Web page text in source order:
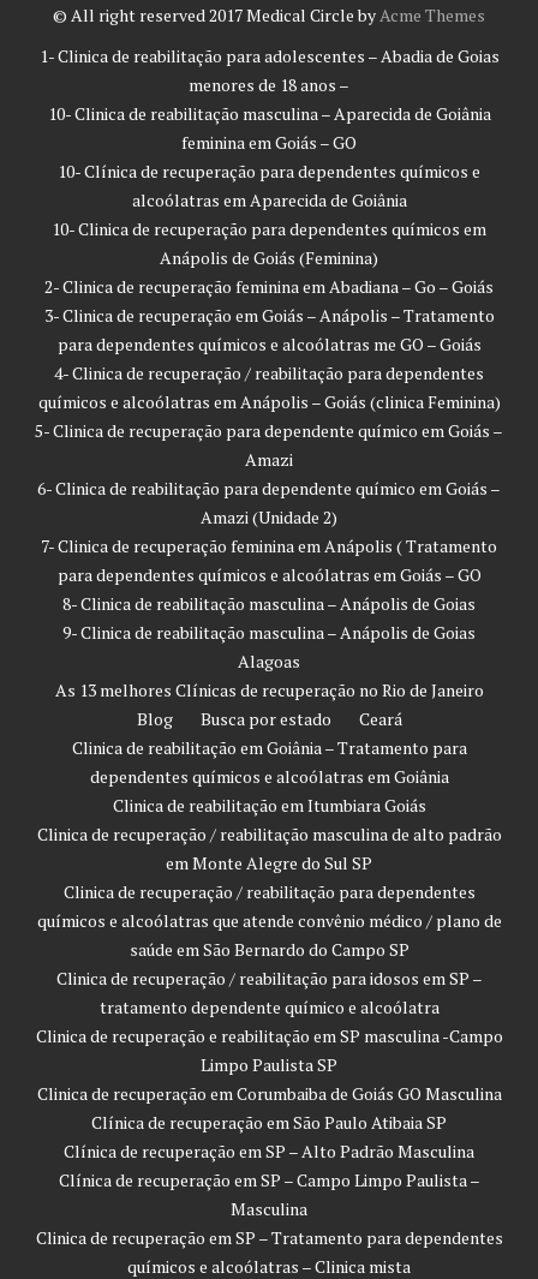
© All right reserved 2017Medical Circle by Acme Themes
1- Clinica de reabilitação para adolescentes – Abadia de Goias
menores de 18 anos –
10- Clinica de reabilitação masculina – Aparecida de Goiânia
feminina em Goiás – GO
10- Clínica de recuperação para dependentes químicos e
alcoólatras em Aparecida de Goiânia
10- Clinica de recuperação para dependentes químicos em
Anápolis de Goiás (Feminina)
2- Clinica de recuperação feminina em Abadiana – Go – Goiás
3- Clinica de recuperação em Goiás – Anápolis – Tratamento
para dependentes químicos e alcoólatras me GO – Goiás
4- Clinica de recuperação / reabilitação para dependentes
químicos e alcoólatras em Anápolis – Goiás (clinica Feminina)
5- Clinica de recuperação para dependente químico em Goiás –
Amazi
6- Clinica de reabilitação para dependente químico em Goiás –
Amazi (Unidade 2)
7- Clinica de recuperação feminina em Anápolis ( Tratamento
para dependentes químicos e alcoólatras em Goiás – GO
8- Clinica de reabilitação masculina – Anápolis de Goias
9- Clinica de reabilitação masculina – Anápolis de Goias
Alagoas
As 13 melhores Clínicas de recuperação no Rio de Janeiro
Blog
Busca por estado
Ceará
Clinica de reabilitação em Goiânia – Tratamento para
dependentes químicos e alcoólatras em Goiânia
Clinica de reabilitação em Itumbiara Goiás
Clinica de recuperação / reabilitação masculina de alto padrão
em Monte Alegre do Sul SP
Clinica de recuperação / reabilitação para dependentes
químicos e alcoólatras que atende convênio médico / plano de
saúde em São Bernardo do Campo SP
Clinica de recuperação / reabilitação para idosos em SP –
tratamento dependente químico e alcoólatra
Clinica de recuperação e reabilitação em SP masculina -Campo
Limpo Paulista SP
Clinica de recuperação em Corumbaiba de Goiás GO Masculina
Clínica de recuperação em São Paulo Atibaia SP
Clínica de recuperação em SP – Alto Padrão Masculina
Clínica de recuperação em SP – Campo Limpo Paulista –
Masculina
Clinica de recuperação em SP – Tratamento para dependentes
químicos e alcoólatras – Clinica mista